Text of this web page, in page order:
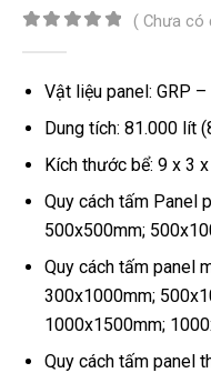
( Chưa có
Vật liệu panel: GRP
Dung tích: 81.000 lít
Kích thước bể: 9 x 3
Quy cách tấm Panel
500x500mm;
Quy cách tấm panel
300x1000mm;
1000x1500mm;
Quy cách tấm panel